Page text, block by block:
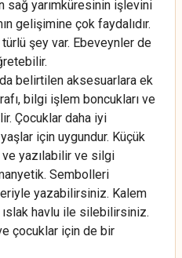
sağ yarımküresinin işlevini
gelişimine çok faydalıdır.
şey var. Ebeveynler de
belirtilen aksesuarlara ek
bilgi işlem boncukları ve
Çocuklar daha iyi
için uygundur. Küçük
yazılabilir ve silgi
Sembolleri
yazabilirsiniz. Kalem
havlu ile silebilirsiniz.
çocuklar için de bir